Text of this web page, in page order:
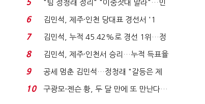
5
"팀 정청래 정리" "이중잣대 말라"…민
주 최고위원 계파 다...
6
김민석, 제주·인천 당대표 경선서 '1
위'(1보)...
7
김민석, 누적 45.42%로 경선 1위…정
청래와 격차 0.86%p(...
8
김민석, 제주·인천서 승리…누적 득표율
'1위 탈환'(종합)...
9
공세 멈춘 김민석…정청래 "갈등은 제
가 수습"
10
구광모-젠슨 황, 두 달 만에 또 만난다…